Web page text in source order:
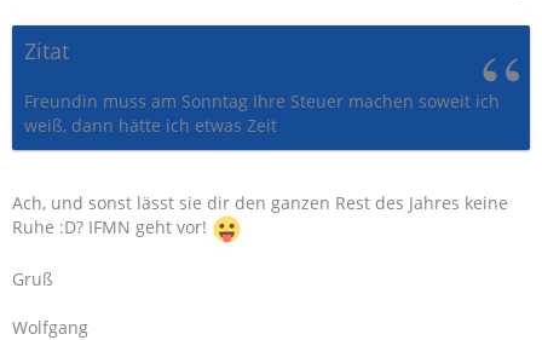
Zitat
Freundin muss am Sonntag Ihre Steuer machen soweit ich
weiß, dann hätte ich etwas Zeit
Ach, und sonst lässt sie dir den ganzen Rest des Jahres keine
Ruhe :D? IFMN geht vor!
Gruß
Wolfgang